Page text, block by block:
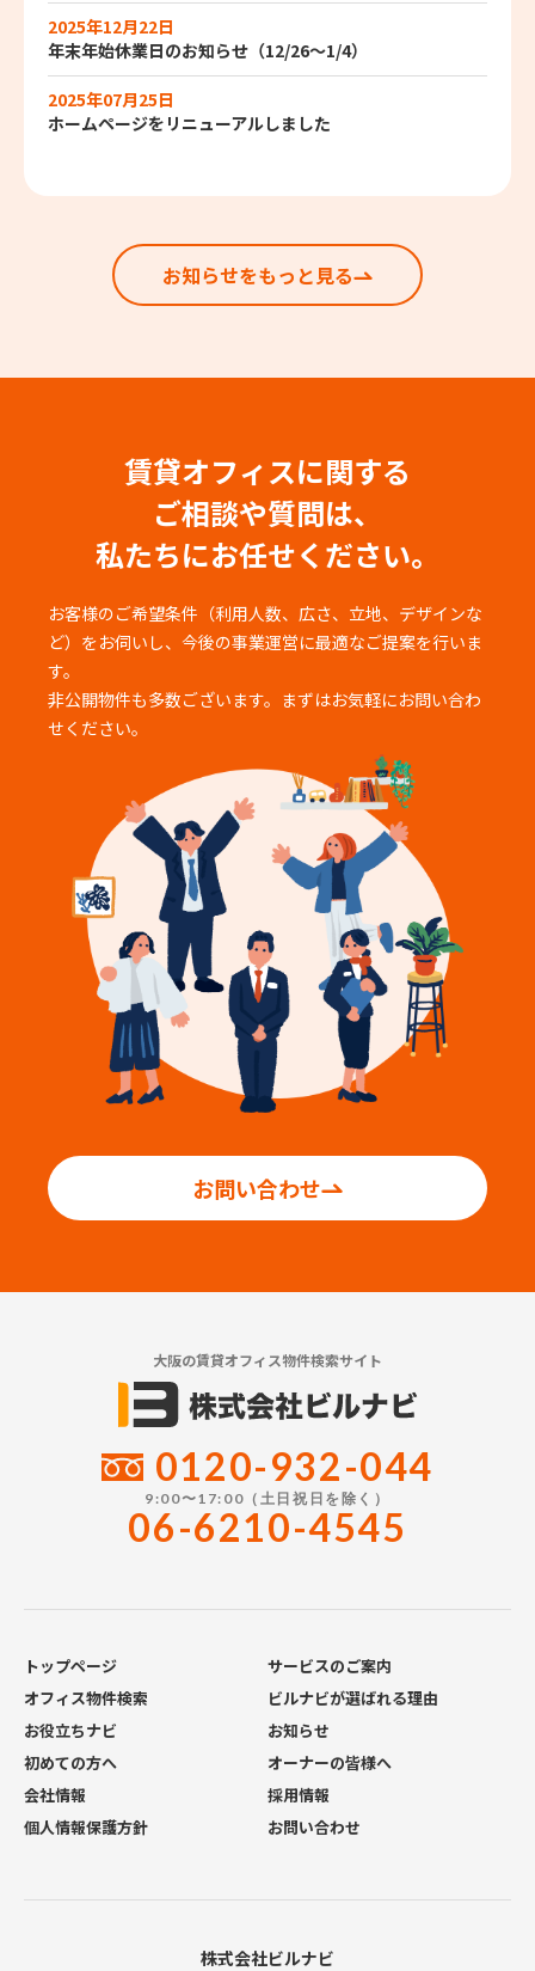
2025年12月22日
年末年始休業日のお知らせ（12/26～1/4）
2025年07月25日
ホームページをリニューアルしました
お知らせをもっと見る
賃貸オフィスに関する
ご相談や質問は、
私たちにお任せください。
お客様のご希望条件（利用人数、広さ、立地、デザインな
ど）をお伺いし、 今後の事業運営に最適なご提案を行いま
す。
非公開物件も多数ございます。まずはお気軽にお問い合わ
せください。
お問い合わせ
大阪の賃貸オフィス物件検索サイト
0120-932-044
9:00〜17:00（土日祝日を除く）
06-6210-4545
トップページ
サービスのご案内
オフィス物件検索
ビルナビが選ばれる理由
お役立ちナビ
お知らせ
初めての方へ
オーナーの皆様へ
会社情報
採用情報
個人情報保護方針
お問い合わせ
株式会社ビルナビ